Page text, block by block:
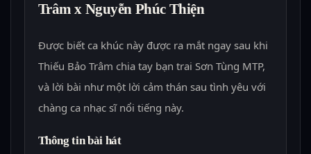
Trâm x Nguyễn Phúc Thiện
Được biết ca khúc này được ra mắt ngay sau khi
Thiếu Bảo Trâm chia tay bạn trai Sơn Tùng MTP,
và lời bài như một lời cảm thán sau tình yêu với
chàng ca nhạc sĩ nổi tiếng này.
Thông tin bài hát